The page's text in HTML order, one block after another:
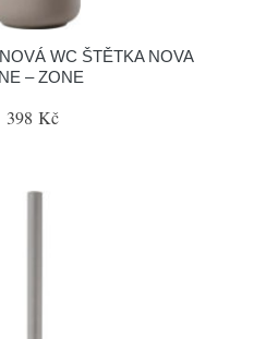
WC ŠTĚTKA NOVA
– ZONE
398 Kč